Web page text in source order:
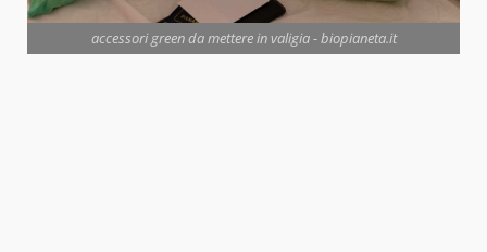
accessori green da mettere in valigia - biopianeta.it